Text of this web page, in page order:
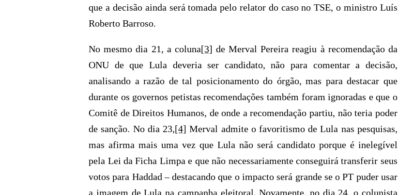
que a decisão ainda será tomada pelo relator do caso no TSE, o ministro Luís
Roberto Barroso.
No mesmo dia 21, a coluna[3] de Merval Pereira reagiu à recomendação da
ONU de que Lula deveria ser candidato, não para comentar a decisão,
analisando a razão de tal posicionamento do órgão, mas para destacar que
durante os governos petistas recomendações também foram ignoradas e que o
Comitê de Direitos Humanos, de onde a recomendação partiu, não teria poder
de sanção. No dia 23,[4] Merval admite o favoritismo de Lula nas pesquisas,
mas afirma mais uma vez que Lula não será candidato porque é inelegível
pela Lei da Ficha Limpa e que não necessariamente conseguirá transferir seus
votos para Haddad – destacando que o impacto será grande se o PT puder usar
a imagem de Lula na campanha eleitoral. Novamente, no dia 24, o colunista